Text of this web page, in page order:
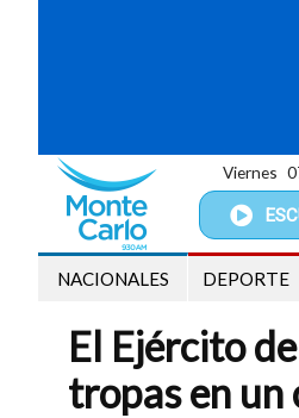
Viernes
NACIONALES DEPORTE
El Ejército
tropas en un